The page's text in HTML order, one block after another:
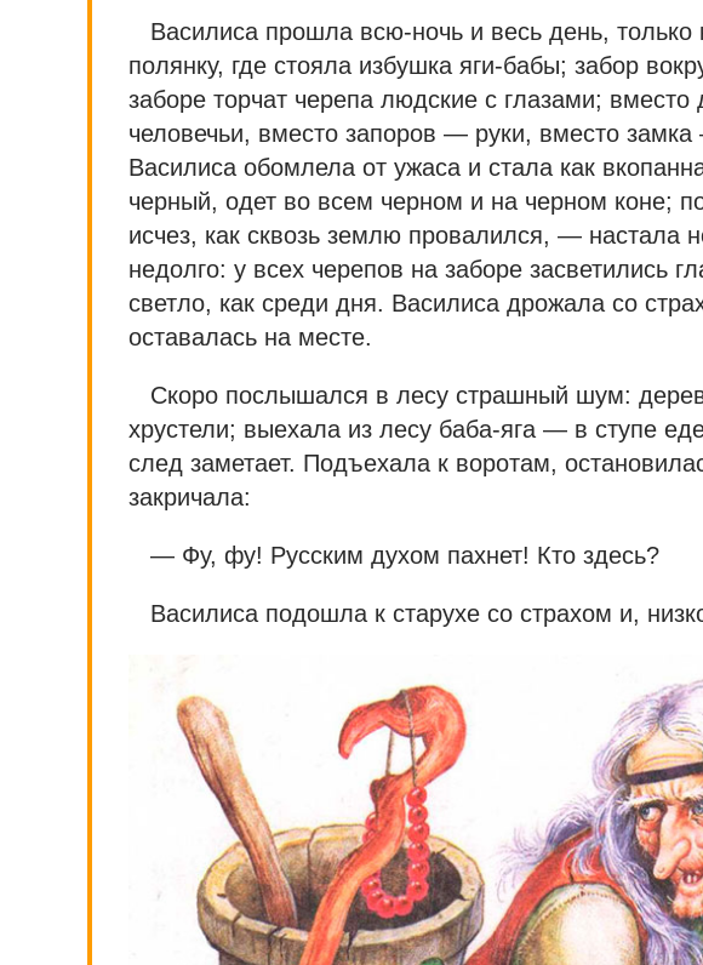
Василиса прошла всю-ночь и весь день,
полянку, где стояла избушка яги-бабы; забор
заборе торчат черепа людские с глазами;
человечьи, вместо запоров — руки, вместо
Василиса обомлела от ужаса и стала как
черный, одет во всем черном и на черном коне;
исчез, как сквозь землю провалился, — настала
недолго: у всех черепов на заборе засветились
светло, как среди дня. Василиса дрожала со
оставалась на месте.
Скоро послышался в лесу страшный шум:
хрустели; выехала из лесу баба-яга — в ступе
след заметает. Подъехала к воротам,
закричала:
— Фу, фу! Русским духом пахнет! Кто здесь?
Василиса подошла к старухе со страхом и,